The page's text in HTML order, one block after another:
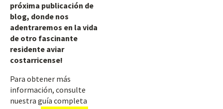
próxima publicación de
blog, donde nos
adentraremos en la vida
de otro fascinante
residente aviar
costarricense!
Para obtener más
información, consulte
nuestra guía completa